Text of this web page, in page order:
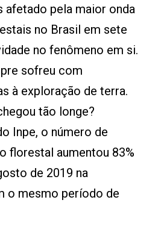
afetado pela maior onda
no Brasil em sete
no fenômeno em si.
sofreu com
à exploração de terra.
tão longe?
Inpe, o número de
florestal aumentou 83%
de 2019 na
o mesmo período de